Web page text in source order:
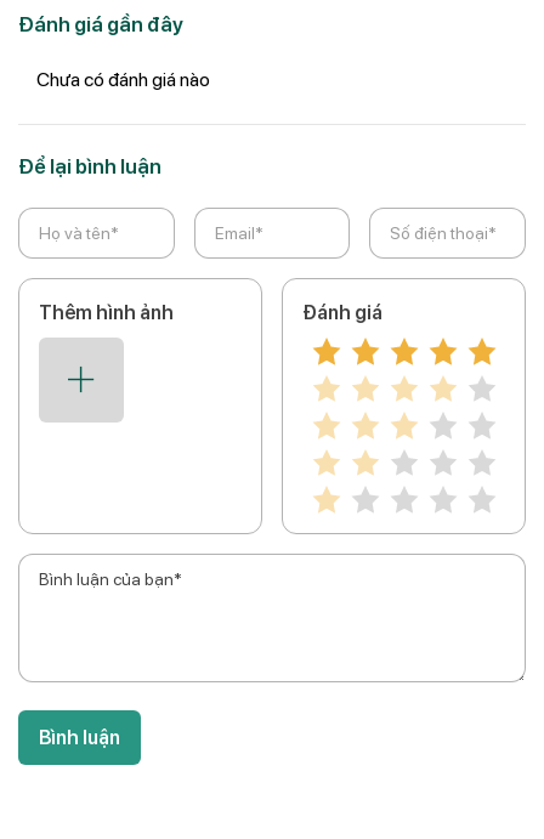
Đánh giá gần đây
Chưa có đánh giá nào
Để lại bình luận
Thêm hình ảnh Đánh giá
Bình luận